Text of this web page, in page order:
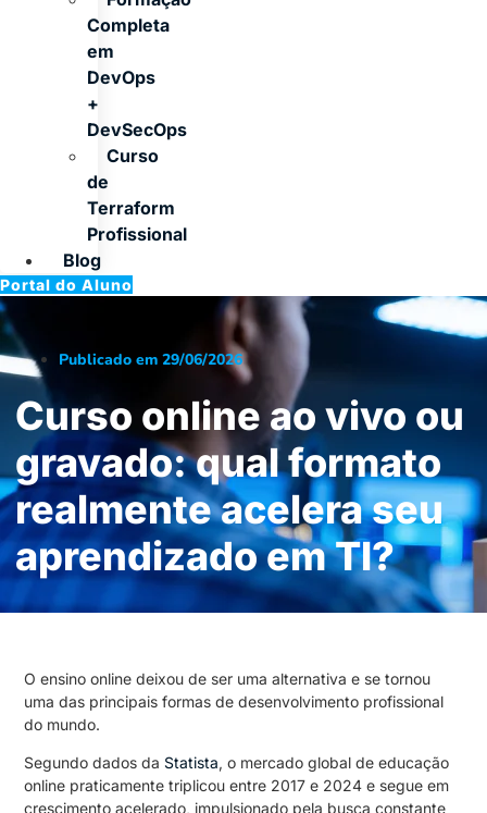
Completa
em
DevOps
+
DevSecOps
Curso
de
Terraform
Profissional
Blog
Portal do Aluno
Publicado em 29/06/2026
Curso online ao vivo ou
gravado: qual formato
realmente acelera seu
aprendizado em TI?
O ensino online deixou de ser uma alternativa e se tornou
uma das principais formas de desenvolvimento profissional
do mundo.
Segundo dados da Statista, o mercado global de educação
online praticamente triplicou entre 2017 e 2024 e segue em
crescimento acelerado, impulsionado pela busca constante